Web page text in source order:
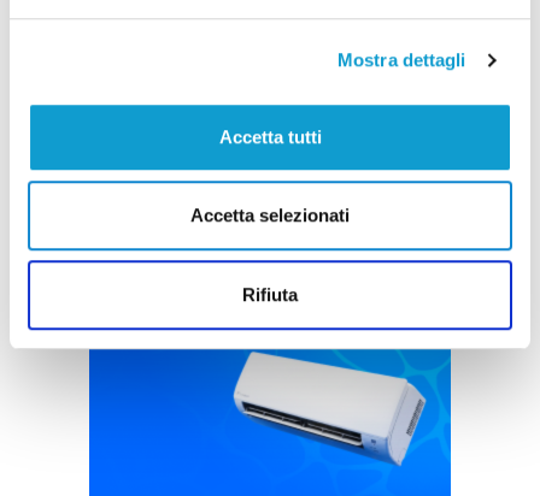
Mostra dettagli
Accetta tutti
Accetta selezionati
Rifiuta
debutto del Teatro della Stoppia
Pubblicità